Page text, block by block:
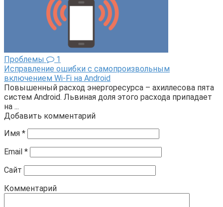
Проблемы
1
Исправление ошибки с самопроизвольным
включением Wi-Fi на Android
Повышенный расход энергоресурса – ахиллесова пята
систем Android. Львиная доля этого расхода припадает
на ...
Добавить комментарий
Имя *
Email *
Сайт
Комментарий